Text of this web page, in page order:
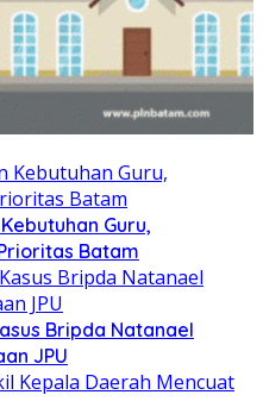
Guru,
Batam
Bripda Natanael
JPU